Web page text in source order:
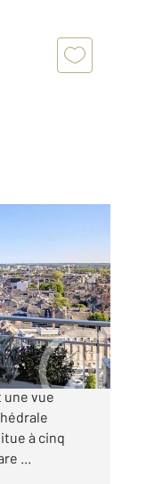
dans une
vue
à cinq
...